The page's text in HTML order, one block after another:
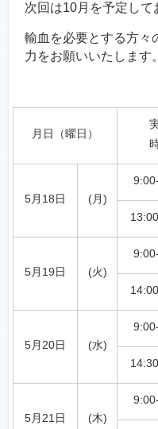
次回は10月を予定して
輸血を必要とする方々
力をお願いいたします。
月日（曜日）
5月18日 (月)
5月19日 (火)
5月20日 (水)
5月21日 (木)